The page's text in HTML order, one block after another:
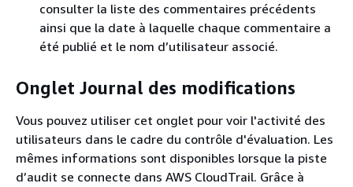
consulter la liste des commentaires précédents
ainsi que la date à laquelle chaque commentaire a
été publié et le nom d’utilisateur associé.
Onglet Journal des modifications
Vous pouvez utiliser cet onglet pour voir l'activité des
utilisateurs dans le cadre du contrôle d'évaluation. Les
mêmes informations sont disponibles lorsque la piste
d’audit se connecte dans AWS CloudTrail. Grâce à